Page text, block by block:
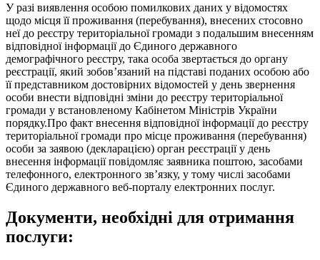
У разі виявлення особою помилкових даних у відомостях
щодо місця її проживання (перебування), внесених стосовно
неї до реєстру територіальної громади з подальшим внесенням
відповідної інформації до Єдиного державного
демографічного реєстру, така особа звертається до органу
реєстрації, який зобов’язаний на підставі поданих особою або
її представником достовірних відомостей у день звернення
особи внести відповідні зміни до реєстру територіальної
громади у встановленому Кабінетом Міністрів України
порядку.Про факт внесення відповідної інформації до реєстру
територіальної громади про місце проживання (перебування)
особи за заявою (декларацією) орган реєстрації у день
внесення інформації повідомляє заявника поштою, засобами
телефонного, електронного зв’язку, у тому числі засобами
Єдиного державного веб-порталу електронних послуг.
Документи, необхідні для отримання
послуги: